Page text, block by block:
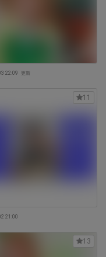
22:09 更新
21:00
11
13